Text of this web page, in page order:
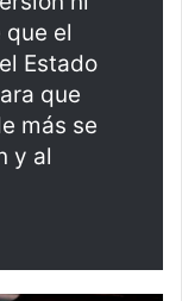
que el
Estado
que
más se
y al